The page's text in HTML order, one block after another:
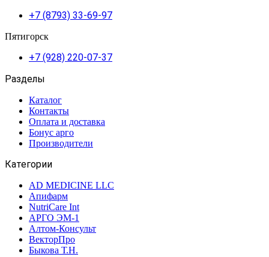
+7 (8793) 33-69-97
Пятигорск
+7 (928) 220-07-37
Разделы
Каталог
Контакты
Оплата и доставка
Бонус арго
Производители
Категории
AD MEDICINE LLC
Апифарм
NutriCare Int
АРГО ЭМ-1
Алтом-Консульт
ВекторПро
Быкова Т.Н.